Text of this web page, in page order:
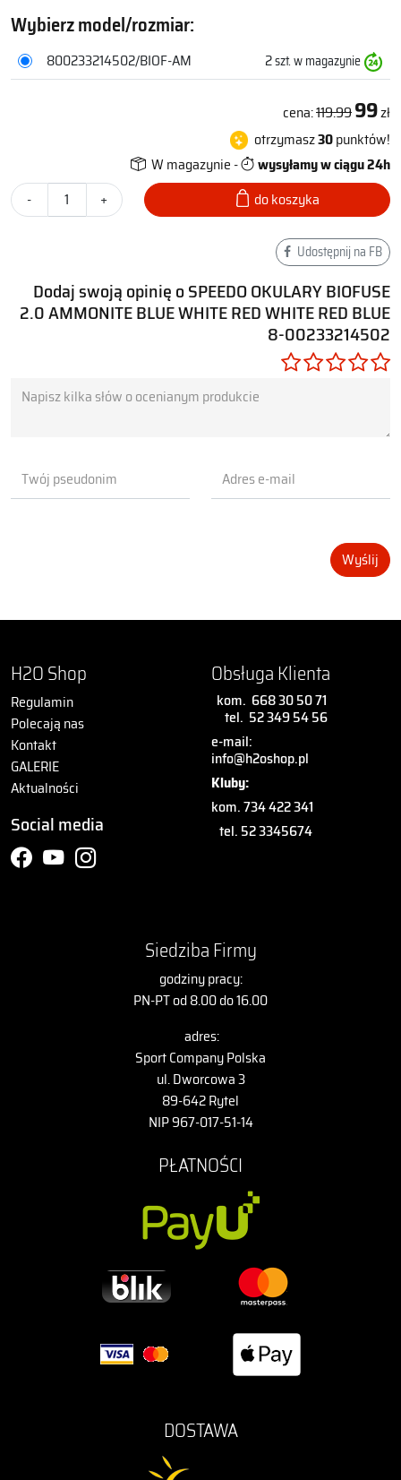
• Stylowy, niskoprofilowy pasek z zębatkami zapewniającymi
pewne i wygodne dopasowanie.
• Powłoka przeciwmgielna w sprayu zapewnia krystalicznie
• Najwyższa ochrona przed promieniowaniem UV dzięki
soczewkom z poliwęglanu, które chronią przed promieniowaniem
Wybierz model/rozmiar:
800233214502/BIOF-AM 2szt. w magazynie
cena:119.9999zł
otrzymasz30punktów!
W magazynie -
wysyłamy w ciągu 24h
-
+ do koszyka
Udostępnij na FB
Dodaj swoją opinię o SPEEDO OKULARY BIOFUSE
2.0 AMMONITE BLUE WHITE RED WHITE RED BLUE
8-00233214502
Wyślij
H2O Shop
Regulamin
Polecają nas
Kontakt
GALERIE
Aktualności
Social media
Obsługa Klienta
kom. 668 30 50 71
tel. 52 349 54 56
e-mail:
info@h2oshop.pl
Kluby:
kom. 734 422 341
tel. 52 3345674
Siedziba Firmy
godziny pracy:
PN-PT od 8.00 do 16.00
adres:
Sport Company Polska
ul. Dworcowa 3
89-642 Rytel
NIP 967-017-51-14
PŁATNOŚCI
DOSTAWA